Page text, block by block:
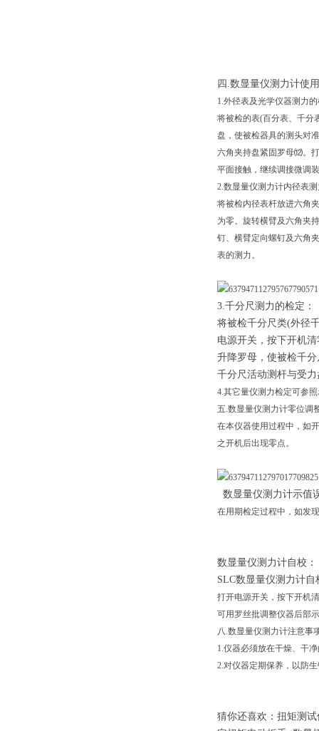
四.数显量仪测力计使
1.外径表及光学仪器测力
将被检的表(百分表、千分
盘，使被检器具的测头对
六角夹持盘紧固罗母⑿。
平面接触，继续调接微调
2.数显量仪测力计内径表
将被检内径表杆放进六角
为零。旋转横臂及六角夹
钉、横臂定向螺钉及六角
表的测力。
3.千分尺测力的检定：
将被检千分尺类(外径
电源开关，按下开机
升降罗母，使被检千
千分尺活动测杆与受
4.其它量仪测力检定可参
五.数显量仪测力计零位调
在本仪器使用过程中，如
之开机后出现零点。
数显量仪测力计示值
在用期检定过程中，如发
数显量仪测力计自校：
SLC数显量仪测力计自
打开电源开关，按下开机
可用罗丝批调整仪器后部
八.数显量仪测力计注意事
1.仪器必须放在干燥、干
2.对仪器定期保养，以防
猜你还喜欢：扭矩测